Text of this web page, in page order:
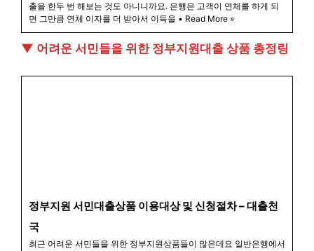
출을 한두 번 해보는 것도 아니니까요. 은행은 고객이 연체를 하게 되
면 그만큼 연체 이자를 더 받아서 이득을 • Read More »
▼ 어려운 서민들을 위한 정부지원대출 상품 총정링
정부지원 서민대출상품 이용대상 및 신청절차 – 대출천
국
최근 어려운 서민들을 위한 정부지원상품들이 많은데요 일반은행에서